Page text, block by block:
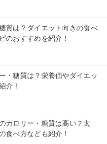
質は？ダイエット向きの食べ
のおすすめを紹介！
・糖質は？栄養価やダイエッ
介！
カロリー・糖質は高い？太
食べ方なども紹介！